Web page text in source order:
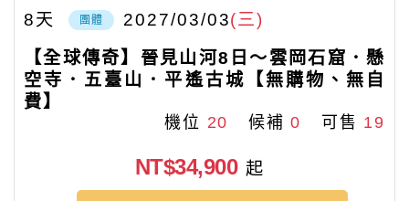
團體 2027/03/03(三)
8天
【全球傳奇】晉見山河8日～雲岡石窟．懸
空寺．五臺山．平遙古城【無購物、無自
費】
機位 20 候補0 可售 19
NT$34,900 起